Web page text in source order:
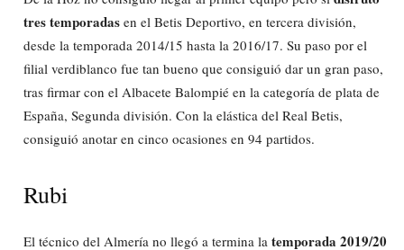
tres temporadas en el Betis Deportivo, en tercera división,
desde la temporada 2014/15 hasta la 2016/17. Su paso por el
filial verdiblanco fue tan bueno que consiguió dar un gran paso,
tras firmar con el Albacete Balompié en la categoría de plata de
España, Segunda división. Con la elástica del Real Betis,
consiguió anotar en cinco ocasiones en 94 partidos.
Rubi
El técnico del Almería no llegó a termina la temporada 2019/20